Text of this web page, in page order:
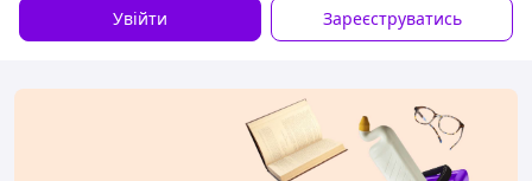
Увійти Зареєструватись